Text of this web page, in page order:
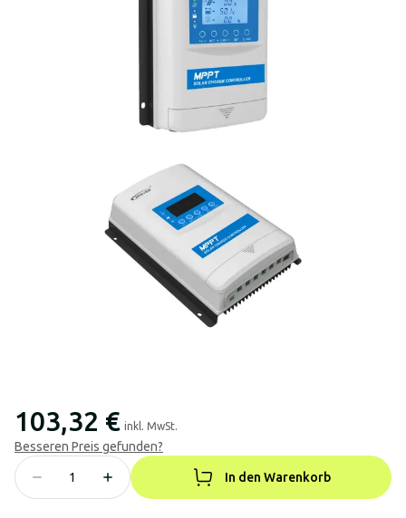
103,32 € inkl. MwSt.
Besseren Preis gefunden?
In den Warenkorb